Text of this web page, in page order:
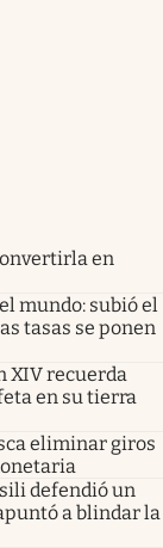
en
mundo: subió el
tasas se ponen
XIV recuerda
en su tierra
eliminar giros
defendió un
a blindar la